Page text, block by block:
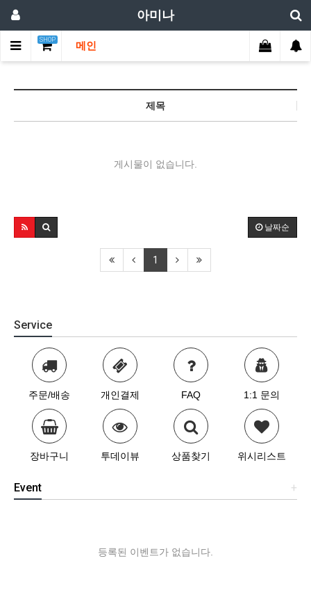
아미나
SHOP
메인
제목
게시물이 없습니다.
날짜순
1
Service
주문/배송 개인결제 FAQ 1:1 문의
장바구니 투데이뷰 상품찾기 위시리스트
+
Event
등록된 이벤트가 없습니다.